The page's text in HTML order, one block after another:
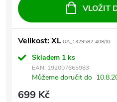
VLOŽIT
Velikost: XL UA_1329582-408/XL
Skladem 1 ks
EAN: 192007665983
Můžeme doručit do
699 Kč